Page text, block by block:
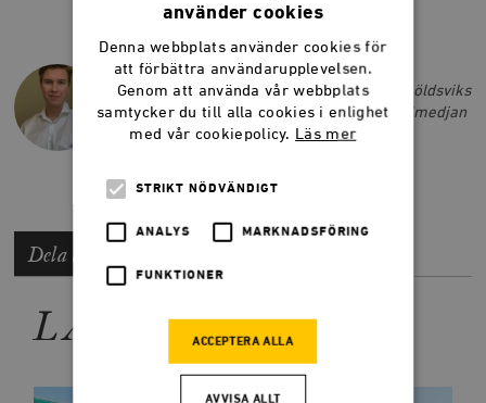
HUGO BURÉN
Hugo Burén är politisk redaktör på Örnsköldsviks
Allehanda. Han var sommarskribent på Smedjan
sommaren 2023.
Dela artikeln
LÄS MER
använder cookies
Denna webbplats använder cookies för
att förbättra användarupplevelsen.
Genom att använda vår webbplats
samtycker du till alla cookies i enlighet
med vår cookiepolicy. Läs mer
STRIKT NÖDVÄNDIGT
ANALYS MARKNADSFÖRING
FUNKTIONER
ACCEPTERA ALLA
AVVISA ALLT